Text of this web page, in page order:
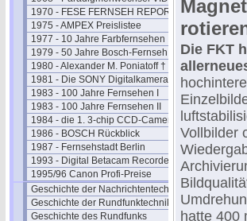
1970 - FESE FERNSEH REPORT
1975 - AMPEX Preislistee
1977 - 10 Jahre Farbfernsehen
1979 - 50 Jahre Bosch-Fernseh
1980 - Alexander M. Poniatoff †
1981 - Die SONY Digitalkamera
1983 - 100 Jahre Fernsehen I
1983 - 100 Jahre Fernsehen II
1984 - die 1. 3-chip CCD-Camera
1986 - BOSCH Rückblick
1987 - Fernsehstadt Berlin
1993 - Digital Betacam Recorder
1995/96 Canon Profi-Preise
Geschichte der Nachrichtentechnik
Geschichte der Rundfunktechnik
Geschichte des Rundfunks
Die FKT
Vollbilder
hatte 400